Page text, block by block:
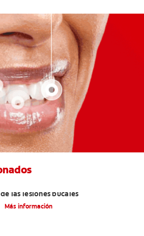
de las lesiones bucales
Más información